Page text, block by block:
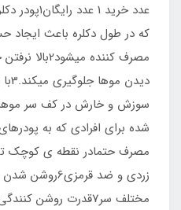
عدد خرید 1
که در طول دکلره باعث
مصرف کننده
شده برای افرادی که به
زردی و ضد
مختلف سر7قدرت روشن کنندگی بالا بدون ۀسیب به موی سر